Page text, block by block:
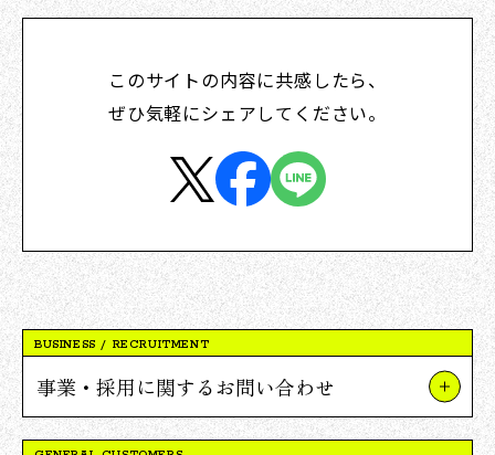
このサイトの内容に共感したら、
ぜひ気軽にシェアしてください。
BUSINESS / RECRUITMENT
事業・採用に関するお問い合わせ
事業やプロジェクトについて